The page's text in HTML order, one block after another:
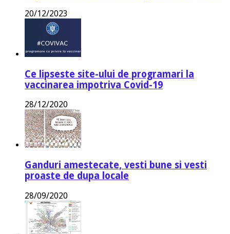
20/12/2023
Ce lipseste site-ului de programari la
vaccinarea impotriva Covid-19
28/12/2020
Ganduri amestecate, vesti bune si vesti
proaste de dupa locale
28/09/2020